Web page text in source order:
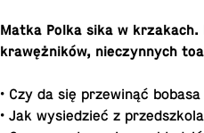
Matka Polka sika w
krawężników, nieczyn­nych
• Czy da się przewinąć
• Jak wysiedzieć z